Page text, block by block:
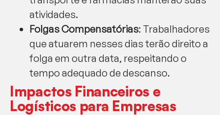
atividades.
Folgas Compensatórias: Trabalhadores
que atuarem nesses dias terão direito a
folga em outra data, respeitando o
tempo adequado de descanso.
Impactos Financeiros e
Logísticos para Empresas